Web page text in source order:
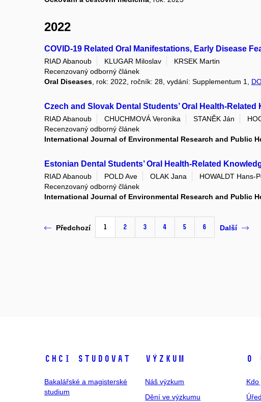
2022
COVID‐19 Related Oral Manifestations, Early Disease
RIAD Abanoub KLUGAR Miloslav
KRSEK Martin
Recenzovaný odborný článek
Oral Diseases , rok: 2022, ročník: 28, vydání: Supplementum 1,
Czech and Slovak Dental Students’ Oral Health-
RIAD Abanoub CHUCHMOVÁ Veronika STANĚK Ján
Recenzovaný odborný článek
International Journal of Environmental Research and Public
Estonian Dental Students’ Oral Health-Related
RIAD Abanoub POLD Ave OLAK Jana HOWALDT Hans-
Recenzovaný odborný článek
International Journal of Environmental Research and Public
Předchozí 1 2 3 4 5 6 Další
Chci studovat
Bakalářské a magisterské
studium
Výzkum
Náš výzkum
Dění ve výzkumu
O
Kdo